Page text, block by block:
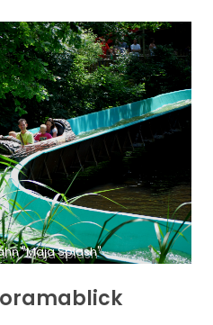
"Maja Splash"